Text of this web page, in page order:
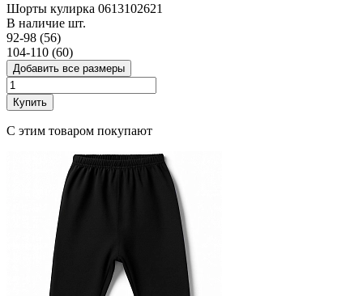
Шорты кулирка 0613102621
В наличие шт.
92-98 (56)
104-110 (60)
Добавить все размеры
Купить
С этим товаром покупают